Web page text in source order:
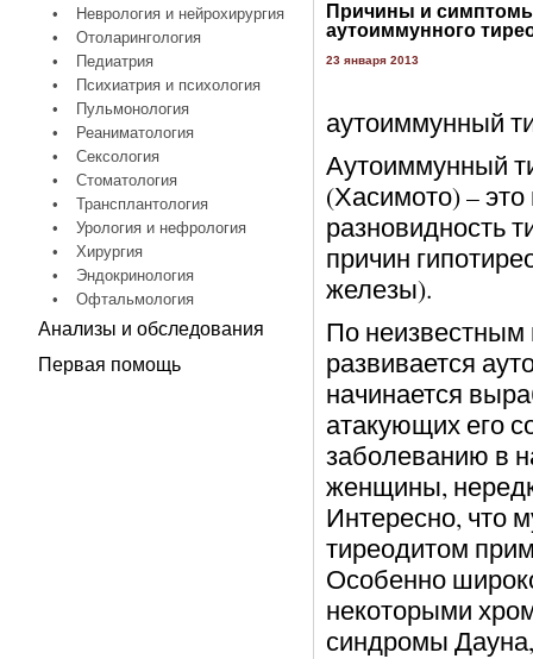
•
Неврология и нейрохирургия
•
Отоларингология
•
Педиатрия
•
Психиатрия и психология
•
Пульмонология
•
Реаниматология
•
Сексология
•
Стоматология
•
Трансплантология
•
Урология и нефрология
•
Хирургия
•
Эндокринология
•
Офтальмология
Анализы и обследования
Первая помощь
Причины и
аутоиммунного
23 января 2013
аутоиммунный
Аутоиммунный
(Хасимото) –
разновидность
причин
железы).
По неизвестным
развивается
начинается
атакующих его
заболеванию в
женщины,
Интересно, что
тиреодитом
Особенно
некоторыми
синдромы